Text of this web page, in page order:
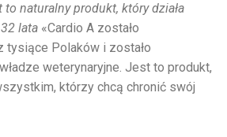
naturalny produkt, który działa
lata «Cardio A zostało
Polaków i zostało
weterynaryjne. Jest to produkt,
którzy chcą chronić swój